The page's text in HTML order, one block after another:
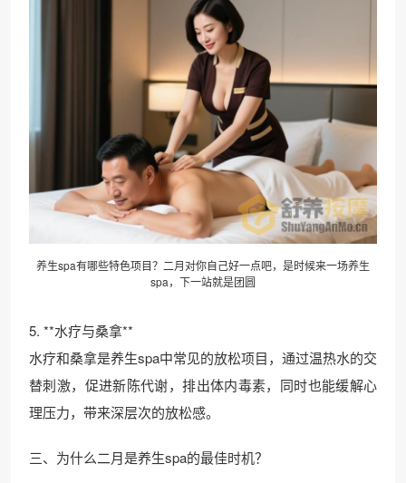
养生spa有哪些特色项目？二月对你自己好一点吧，是时候来一场养生
spa，下一站就是团圆
5. **水疗与桑拿**
水疗和桑拿是养生spa中常见的放松项目，通过温热水的交
替刺激，促进新陈代谢，排出体内毒素，同时也能缓解心
理压力，带来深层次的放松感。
三、为什么二月是养生spa的最佳时机？